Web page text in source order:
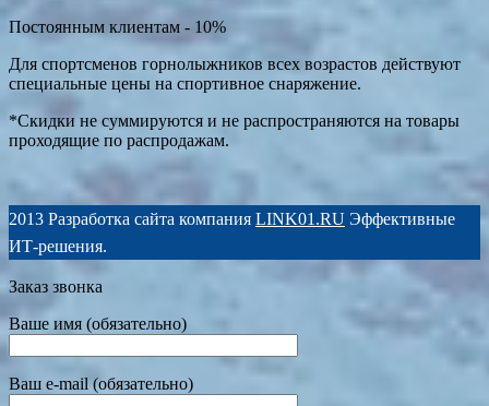
Постоянным клиентам - 10%
Для спортсменов горнолыжников всех возрастов действуют
специальные цены на спортивное снаряжение.
*Скидки не суммируются и не распространяются на товары
проходящие по распродажам.
2013 Разработка сайта компания LINK01.RU Эффективные
ИТ-решения.
Заказ звонка
Ваше имя (обязательно)
Ваш e-mail (обязательно)